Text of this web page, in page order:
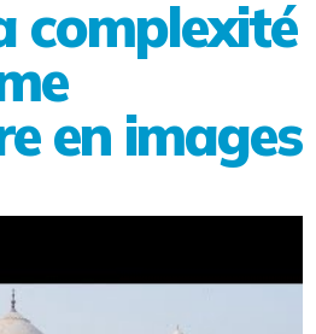
complexité
en images